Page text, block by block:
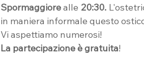
Spormaggiore alle 20:30.
in maniera informale questo
Vi aspettiamo numerosi!
La partecipazione è gratuita!